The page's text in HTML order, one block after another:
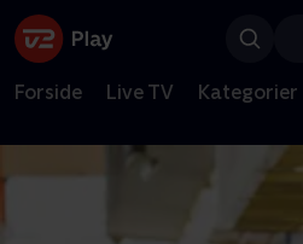
Forside Live TV Kategorier